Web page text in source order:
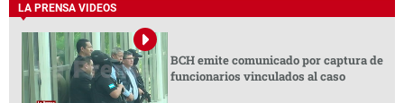
LA PRENSA VIDEOS
BCH emite comunicado por captura de
funcionarios vinculados al caso